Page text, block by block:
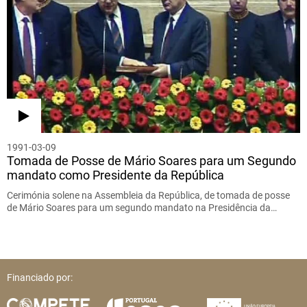
1991-03-09
Tomada de Posse de Mário Soares para um Segundo
mandato como Presidente da República
Cerimónia solene na Assembleia da República, de tomada de posse
de Mário Soares para um segundo mandato na Presidência da…
Financiado por: